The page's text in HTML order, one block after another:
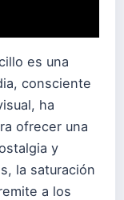
es una
consciente
ha
ofrecer una
y
la saturación
a los